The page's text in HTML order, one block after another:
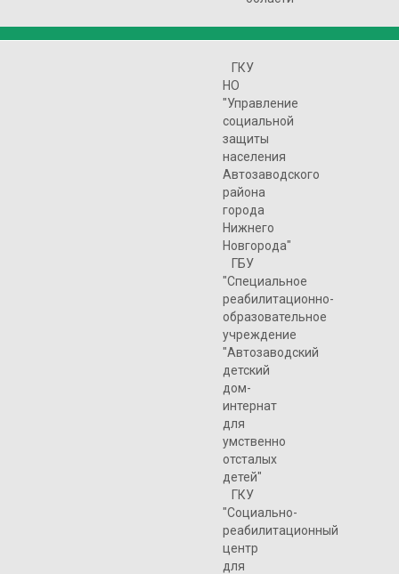
ГКУ
НО
"Управление
социальной
защиты
населения
Автозаводского
района
города
Нижнего
Новгорода"
ГБУ
"Специальное
реабилитационно-
образовательное
учреждение
"Автозаводский
детский
дом-
интернат
для
умственно
отсталых
детей"
ГКУ
"Социально-
реабилитационный
центр
для